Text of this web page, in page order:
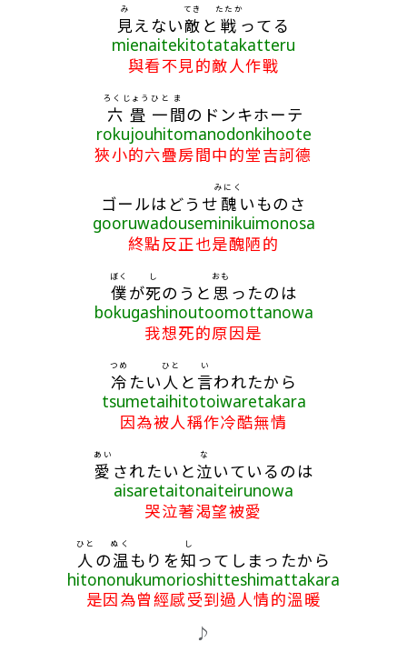
見
み
えない敵
てき
と 戦
たたか
ってる
mienaitekitotatakatteru
與看不見的敵人作戰
六畳
ろくじょう
一
ひと
間
ま
のドンキホーテ
rokujouhitomanodonkihoote
狹小的六疊房間中的堂吉訶德
ゴールはどうせ 醜
みにく
いものさ
gooruwadouseminikuimonosa
終點反正也是醜陋的
僕
ぼく
が死
し
のうと 思
おも
ったのは
bokugashinoutoomottanowa
我想死的原因是
冷
つめ
たい 人
ひと
と 言
い
われたから
tsumetaihitotoiwaretakara
因為被人稱作冷酷無情
愛
あい
されたいと泣
な
いているのは
aisaretaitonaiteirunowa
哭泣著渴望被愛
人
ひと
の温
ぬく
もりを知
し
ってしまったから
hitononukumorioshitteshimattakara
是因為曾經感受到過人情的溫暖
♪